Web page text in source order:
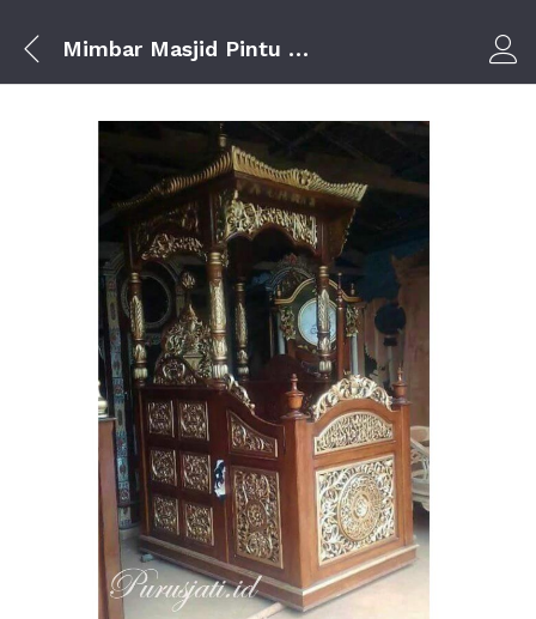
Mimbar Masjid Pintu Samping Atap Kubah